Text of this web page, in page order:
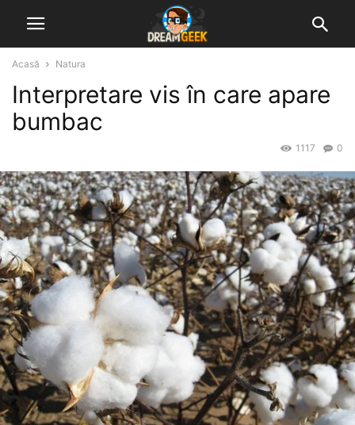
Acasă Natura
Interpretare vis în care apare
bumbac
0
1117